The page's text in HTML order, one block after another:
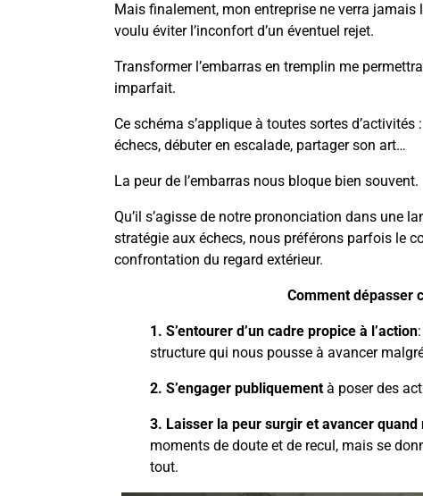
Mais finalement, mon entreprise ne verra jamais
voulu éviter l’inconfort d’un éventuel rejet.
Transformer l’embarras en tremplin me
imparfait.
Ce schéma s’applique à toutes sortes
échecs, débuter en escalade, partager son art…
La peur de l’embarras nous bloque bien souvent.
Qu’il s’agisse de notre prononciation dans une
stratégie aux échecs, nous préférons parfois le
confrontation du regard extérieur.
Comment dépasser
1. S’entourer d’un cadre propice à l’action
structure qui nous pousse à avancer
2. S’engager publiquement à poser des
3. Laisser la peur surgir et avancer quand
moments de doute et de recul, mais se
tout.